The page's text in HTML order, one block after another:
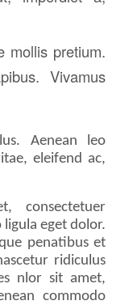
mollis pretium.
Vivamus
Aenean leo
eleifend ac,
consectetuer
eget dolor.
penatibus et
ridiculus
nlor sit amet,
commodo